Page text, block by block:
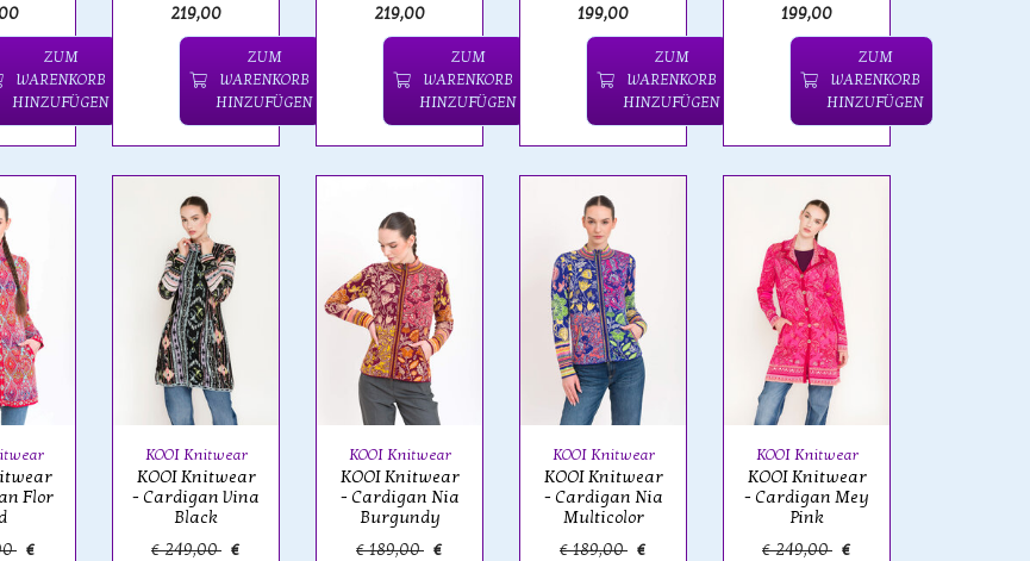
ZUM
WARENKORB
HINZUFÜGEN
219,00
ZUM
WARENKORB
HINZUFÜGEN
219,00
ZUM
WARENKORB
HINZUFÜGEN
199,00
ZUM
WARENKORB
HINZUFÜGEN
199,00
ZUM
WARENKORB
HINZUFÜGEN
Flor
€
KOOI Knitwear
KOOI Knitwear
- Cardigan Vina
Black
€ 249,00 €
KOOI Knitwear
KOOI Knitwear
- Cardigan Nia
Burgundy
€ 189,00 €
KOOI Knitwear
KOOI Knitwear
- Cardigan Nia
Multicolor
€ 189,00 €
KOOI Knitwear
KOOI Knitwear
- Cardigan Mey
Pink
€ 249,00 €